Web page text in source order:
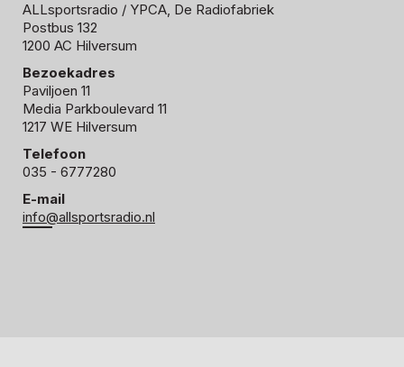
ALLsportsradio / YPCA, De Radiofabriek
Postbus 132
1200 AC Hilversum
Bezoekadres
Paviljoen 11
Media Parkboulevard 11
1217 WE Hilversum
Telefoon
035 - 6777280
E-mail
info@allsportsradio.nl